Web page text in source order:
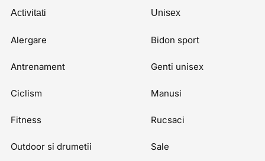
Activitati
Alergare
Antrenament
Ciclism
Fitness
Outdoor si drumetii
Unisex
Bidon sport
Genti unisex
Manusi
Rucsaci
Sale